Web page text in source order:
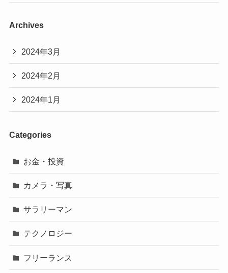
Archives
2024年3月
2024年2月
2024年1月
Categories
お金・投資
カメラ・写真
サラリーマン
テクノロジー
フリーランス